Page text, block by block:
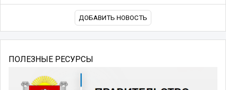
ДОБАВИТЬ НОВОСТЬ
ПОЛЕЗНЫЕ РЕСУРСЫ